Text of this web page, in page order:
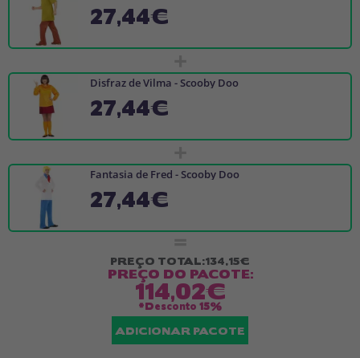
27,44€
+
Disfraz de Vilma - Scooby Doo
27,44€
+
Fantasia de Fred - Scooby Doo
27,44€
=
PREÇO TOTAL:134,15€
PREÇO DO PACOTE:
114,02€
*Desconto 15%
ADICIONAR PACOTE